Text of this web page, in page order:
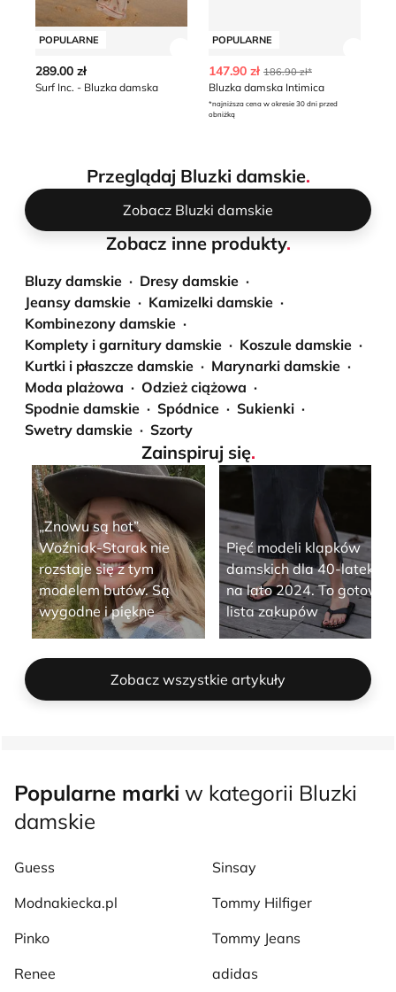
POPULARNE
289.00 zł
Surf Inc. - Bluzka damska
POPULARNE
147.90 zł 186.90 zł*
Bluzka damska Intimica
*najniższa cena w okresie 30 dni przed
obniżką
Przeglądaj Bluzki damskie.
Zobacz Bluzki damskie
Zobacz inne produkty.
Bluzy damskie
Dresy damskie
Jeansy damskie
Kamizelki damskie
Kombinezony damskie
Komplety i garnitury damskie
Koszule damskie
Kurtki i płaszcze damskie
Marynarki damskie
Moda plażowa
Odzież ciążowa
Spodnie damskie
Spódnice
Sukienki
Swetry damskie
Szorty
Zainspiruj się.
„Znowu są hot”.
Woźniak-Starak nie
rozstaje się z tym
modelem butów. Są
wygodne i piękne
Pięć modeli klapków
damskich dla 40-latek
na lato 2024. To gotowa
lista zakupów
Zobacz wszystkie artykuły
Popularne marki w kategorii Bluzki
damskie
Guess
Modnakiecka.pl
Pinko
Renee
Sinsay
Tommy Hilfiger
Tommy Jeans
adidas